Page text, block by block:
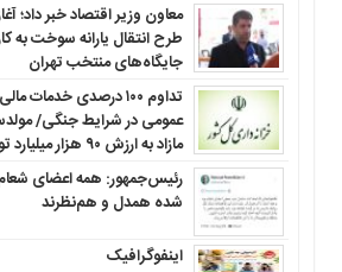
معاون وزیر اقتصاد خبر داد؛
طرح انتقال یارانه سوخت به
جایگاه‌های منتخب تهران
تداوم ۱۰۰ درصدی
مازاد به ارزش ۹۰ هزار میلیارد تومان
رئیس‌جمهور: همه اعضای شعام
شده همدل و هم‌نظرند
اینفوگرافیک